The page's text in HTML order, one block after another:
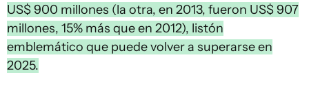
US$ 900 millones (la otra, en 2013, fueron US$ 907
millones, 15% más que en 2012), listón
emblemático que puede volver a superarse en
2025.